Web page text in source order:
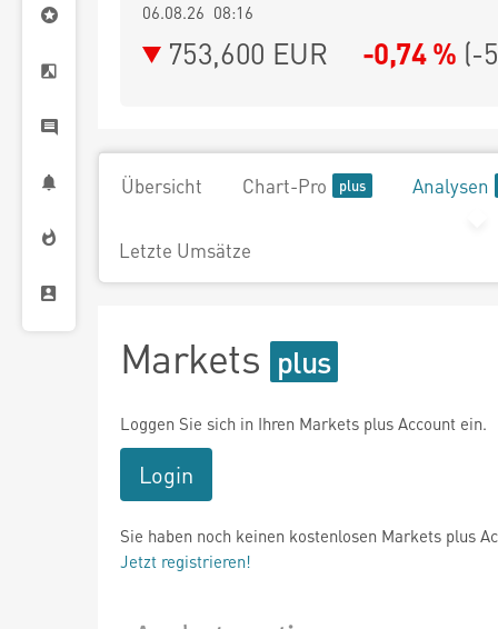
06.08.26 08:16
753,600 EUR -0,74 % (-
Übersicht Chart-Pro Analysen
Letzte Umsätze
Markets
Loggen Sie sich in Ihren Markets plus Account ein.
Login
Sie haben noch keinen kostenlosen Markets plus
Jetzt registrieren!